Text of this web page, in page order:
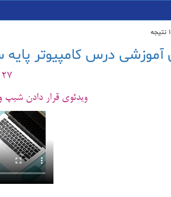
آموزشی درس کامپیوتر
27 اردیبهشت ماه
ویدئوی قرار دادن شیپ